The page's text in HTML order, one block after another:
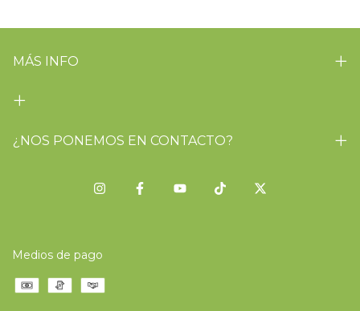
MÁS INFO
¿NOS PONEMOS EN CONTACTO?
Medios de pago